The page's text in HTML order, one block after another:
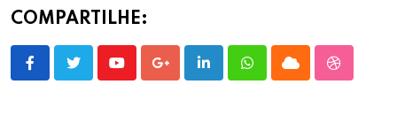
COMPARTILHE:
YoutubeGoogle+LinkedInWhatsappCloud